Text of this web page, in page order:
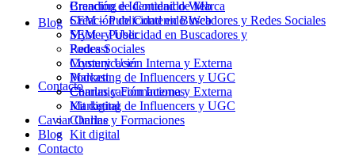
Branding e Identidad de Marca
Creación de Contenido Web
SEM – Publicidad en Buscadores y
Redes Sociales
Mystery User
Podcast
Comunicación Interna y Externa
Marketing de Influencers y UGC
Charlas y Formaciones
Kit digital
Blog
Contacto
Creación de Contenido Web
SEM – Publicidad en Buscadores y Redes Sociales
Mystery User
Podcast
Comunicación Interna y Externa
Marketing de Influencers y UGC
Charlas y Formaciones
Kit digital
Caviar Online
Blog
Contacto